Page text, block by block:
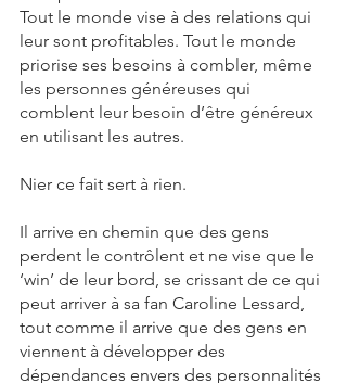
Tout le monde vise à des relations qui
leur sont profitables. Tout le monde
priorise ses besoins à combler, même
les personnes généreuses qui
comblent leur besoin d’être généreux
en utilisant les autres.
Nier ce fait sert à rien.
Il arrive en chemin que des gens
perdent le contrôlent et ne vise que le
‘win’ de leur bord, se crissant de ce qui
peut arriver à sa fan Caroline Lessard,
tout comme il arrive que des gens en
viennent à développer des
dépendances envers des personnalités